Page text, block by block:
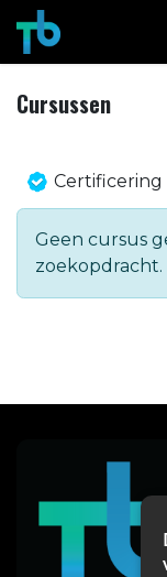
Overslaan naar
Cursussen
Certificering
Geen cursus
zoekopdracht.